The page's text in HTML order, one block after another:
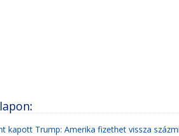
kapott Trump: Amerika fizethet vissza